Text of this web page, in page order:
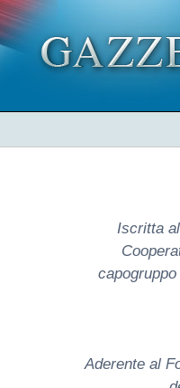
Iscritta
Aderente al